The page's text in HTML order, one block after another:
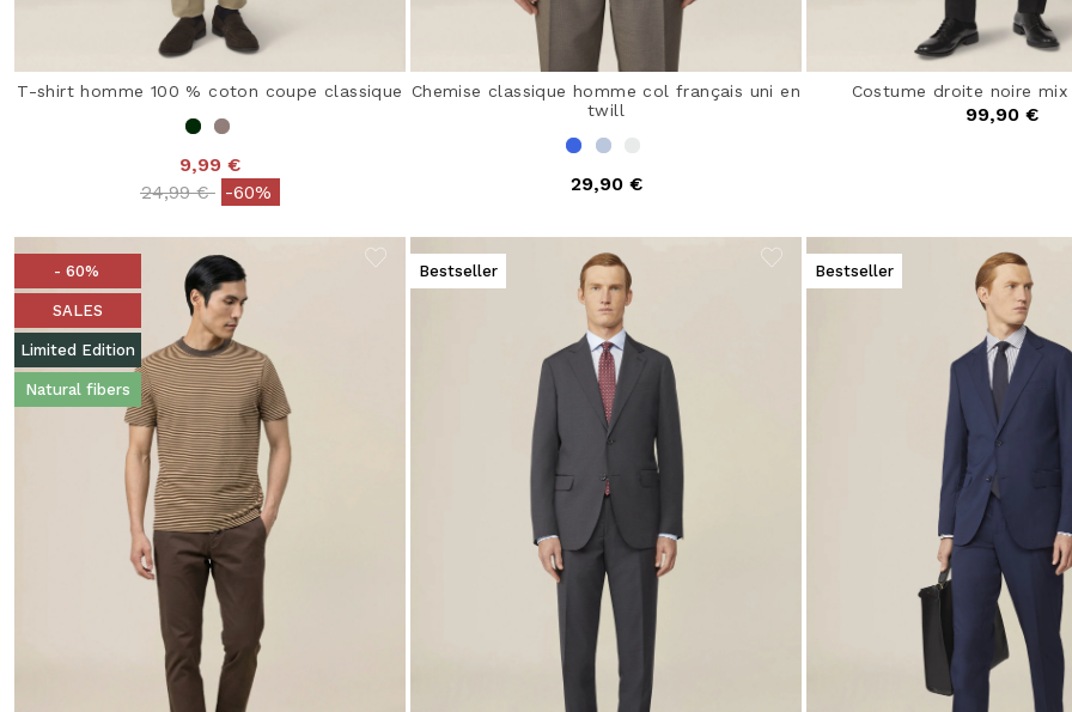
T-shirt homme 100 % coton coupe classique
9,99 €
Price reduced from
24,99 €to-60%
Chemise classique homme col français uni en
twill
29,90 €
Costume droite noire
99,90 €
- 60%
SALES
Limited Edition
Natural fibers
Bestseller Bestseller